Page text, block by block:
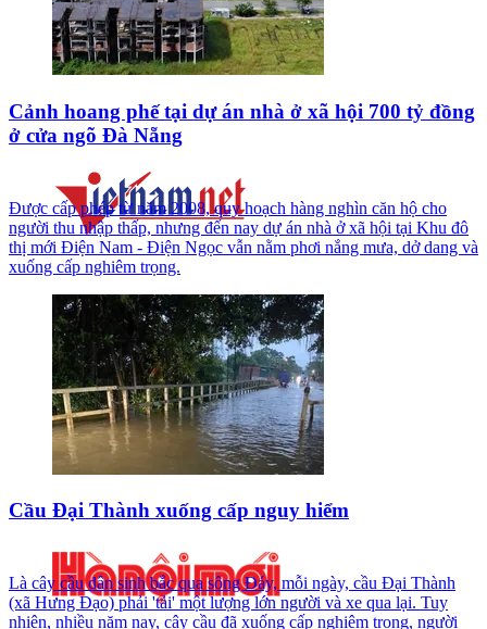
Cảnh hoang phế tại dự án nhà ở xã hội 700 tỷ đồng
ở cửa ngõ Đà Nẵng
Được cấp phép từ năm 2008, quy hoạch hàng nghìn căn hộ cho
người thu nhập thấp, nhưng đến nay dự án nhà ở xã hội tại Khu đô
thị mới Điện Nam - Điện Ngọc vẫn nằm phơi nắng mưa, dở dang và
xuống cấp nghiêm trọng.
Cầu Đại Thành xuống cấp nguy hiểm
Là cây cầu dân sinh bắc qua sông Đáy, mỗi ngày, cầu Đại Thành
(xã Hưng Đạo) phải 'tải' một lượng lớn người và xe qua lại. Tuy
nhiên, nhiều năm nay, cây cầu đã xuống cấp nghiêm trọng, người